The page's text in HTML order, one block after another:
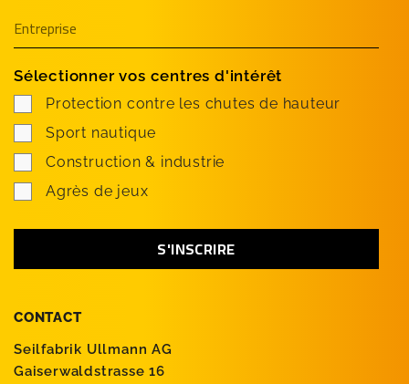
CONTACT
Seilfabrik Ullmann AG
Gaiserwaldstrasse 16
Sélectionner vos centres d'intérêt
Protection contre les chutes de hauteur
Sport nautique
Construction & industrie
Agrès de jeux